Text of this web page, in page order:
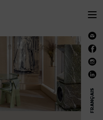
FRANÇAIS